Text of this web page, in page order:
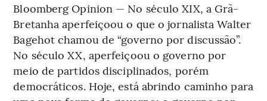
Bloomberg Opinion — No século XIX, a Grã-
Bretanha aperfeiçoou o que o jornalista Walter
Bagehot chamou de “governo por discussão”.
No século XX, aperfeiçoou o governo por
meio de partidos disciplinados, porém
democráticos. Hoje, está abrindo caminho para